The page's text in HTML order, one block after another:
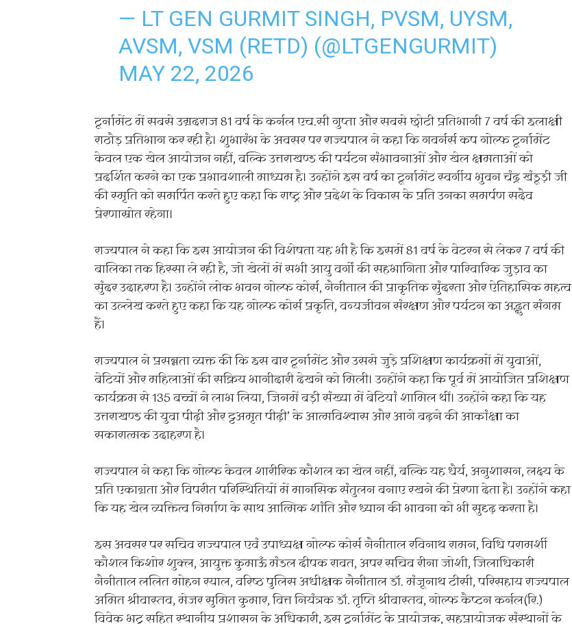
— LT GEN GURMIT SINGH, PVSM, UYSM,
AVSM, VSM (RETD) (@LTGENGURMIT)
MAY 22, 2026
टूर्नामेंट में सबसे उम्रदराज 81 वर्ष के कर्नल एच.सी गुप्ता और सबसे छोटी प्रतिभागी 7 वर्ष की इलाक्षी
राठौड़ प्रतिभाग कर रही है। शुभारंभ के अवसर पर राज्यपाल ने कहा कि गवर्नर्स कप गोल्फ टूर्नामेंट
केवल एक खेल आयोजन नहीं, बल्कि उत्तराखण्ड की पर्यटन संभावनाओं और खेल क्षमताओं को
प्रदर्शित करने का एक प्रभावशाली माध्यम है। उन्होंने इस वर्ष का टूर्नामेंट स्वर्गीय भुवन चंद्र खंडूड़ी जी
की स्मृति को समर्पित करते हुए कहा कि राष्ट्र और प्रदेश के विकास के प्रति उनका समर्पण सदैव
प्रेरणास्रोत रहेगा।
राज्यपाल ने कहा कि इस आयोजन की विशेषता यह भी है कि इसमें 81 वर्ष के वेटरन से लेकर 7 वर्ष की
बालिका तक हिस्सा ले रही है, जो खेलों में सभी आयु वर्गों की सहभागिता और पारिवारिक जुड़ाव का
सुंदर उदाहरण है। उन्होंने लोक भवन गोल्फ कोर्स, नैनीताल की प्राकृतिक सुंदरता और ऐतिहासिक महत्व
का उल्लेख करते हुए कहा कि यह गोल्फ कोर्स प्रकृति, वन्यजीवन संरक्षण और पर्यटन का अद्भुत संगम
हैं।
राज्यपाल ने प्रसन्नता व्यक्त की कि इस बार टूर्नामेंट और उससे जुड़े प्रशिक्षण कार्यक्रमों में युवाओं,
बेटियों और महिलाओं की सक्रिय भागीदारी देखने को मिली। उन्होंने कहा कि पूर्व में आयोजित प्रशिक्षण
कार्यक्रम से 135 बच्चों ने लाभ लिया, जिनमें बड़ी संख्या में बेटियां शामिल थीं। उन्होंने कहा कि यह
उत्तराखण्ड की युवा पीढ़ी और ट्टअमृत पीढ़ी’ के आत्मविश्वास और आगे बढ़ने की आकांक्षा का
सकारात्मक उदाहरण है।
राज्यपाल ने कहा कि गोल्फ केवल शारीरिक कौशल का खेल नहीं, बल्कि यह धैर्य, अनुशासन, लक्ष्य के
प्रति एकाग्रता और विपरीत परिस्थितियों में मानसिक संतुलन बनाए रखने की प्रेरणा देता है। उन्होंने कहा
कि यह खेल व्यक्तित्व निर्माण के साथ आत्मिक शांति और ध्यान की भावना को भी सुदृढ़ करता है।
इस अवसर पर सचिव राज्यपाल एवं उपाध्यक्ष गोल्फ कोर्स नैनीताल रविनाथ रामन, विधि परामर्शी
कौशल किशोर शुक्ल, आयुक्त कुमाऊँ मंडल दीपक रावत, अपर सचिव रीना जोशी, जिलाधिकारी
नैनीताल ललित मोहन रयाल, वरिष्ठ पुलिस अधीक्षक नैनीताल डॉ. मंजूनाथ टीसी, परिसहाय राज्यपाल
अमित श्रीवास्तव, मेजर सुमित कुमार, वित्त नियंत्रक डॉ. तृप्ति श्रीवास्तव, गोल्फ कैप्टन कर्नल(रि.)
विवेक भटृ सहित स्थानीय प्रशासन के अधिकारी, इस टूर्नामेंट के प्रायोजक, सहप्रायोजक संस्थानों के